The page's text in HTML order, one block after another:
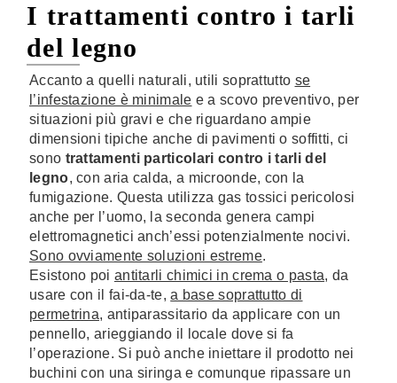
I trattamenti contro i tarli
del legno
Accanto a quelli naturali, utili soprattutto se
l’infestazione è minimale e a scovo preventivo, per
situazioni più gravi e che riguardano ampie
dimensioni tipiche anche di pavimenti o soffitti, ci
sono trattamenti particolari contro i tarli del
legno, con aria calda, a microonde, con la
fumigazione. Questa utilizza gas tossici pericolosi
anche per l’uomo, la seconda genera campi
elettromagnetici anch’essi potenzialmente nocivi.
Sono ovviamente soluzioni estreme.
Esistono poi antitarli chimici in crema o pasta, da
usare con il fai-da-te,a base soprattutto di
permetrina, antiparassitario da applicare con un
pennello, arieggiando il locale dove si fa
l’operazione. Si può anche iniettare il prodotto nei
buchini con una siringa e comunque ripassare un